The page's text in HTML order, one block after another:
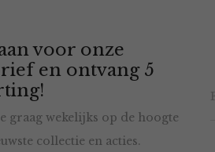
voor onze
en ontvang 5
graag wekelijks op de hoogte
collectie en acties.